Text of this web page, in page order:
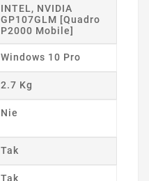
INTEL, NVIDIA
GP107GLM [Quadro
P2000 Mobile]
Windows 10 Pro
2.7 Kg
Nie
Tak
Tak